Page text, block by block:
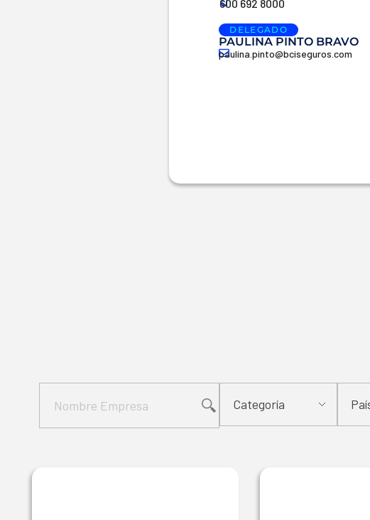
600 692 8000
DELEGADO
PAULINA PINTO BRAVO
paulina.pinto@bciseguros.com